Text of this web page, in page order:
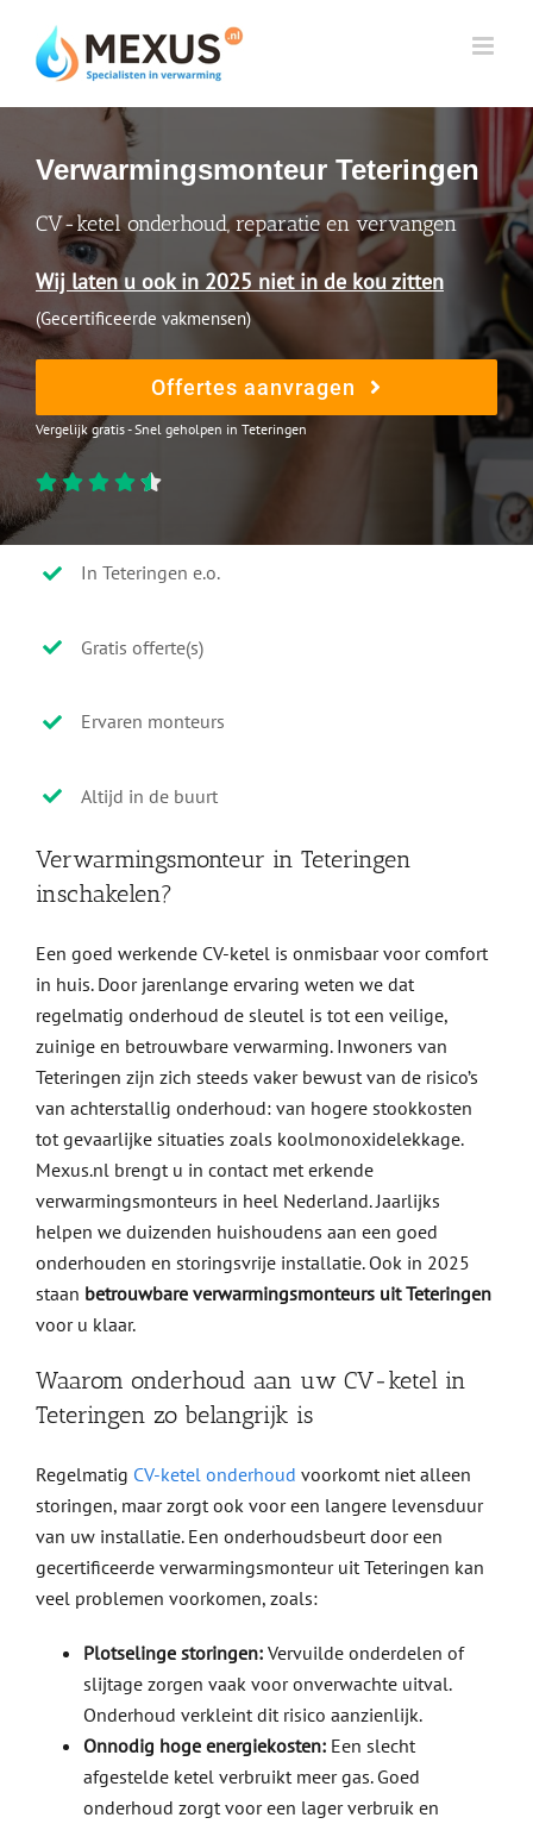
content
Verwarmingsmonteur Teteringen
CV-ketel onderhoud, reparatie en vervangen
Wij laten u ook in 2025 niet in de kou zitten
(Gecertificeerde vakmensen)
Offertes aanvragen
Vergelijk gratis - Snel geholpen in Teteringen
In Teteringen e.o.
Gratis offerte(s)
Ervaren monteurs
Altijd in de buurt
Verwarmingsmonteur in Teteringen
inschakelen?
Een goed werkende CV-ketel is onmisbaar voor comfort
in huis. Door jarenlange ervaring weten we dat
regelmatig onderhoud de sleutel is tot een veilige,
zuinige en betrouwbare verwarming. Inwoners van
Teteringen zijn zich steeds vaker bewust van de risico’s
van achterstallig onderhoud: van hogere stookkosten
tot gevaarlijke situaties zoals koolmonoxidelekkage.
Mexus.nl brengt u in contact met erkende
verwarmingsmonteurs in heel Nederland. Jaarlijks
helpen we duizenden huishoudens aan een goed
onderhouden en storingsvrije installatie. Ook in 2025
staan betrouwbare verwarmingsmonteurs uit Teteringen
voor u klaar.
Waarom onderhoud aan uw CV-ketel in
Teteringen zo belangrijk is
Regelmatig CV-ketel onderhoud voorkomt niet alleen
storingen, maar zorgt ook voor een langere levensduur
van uw installatie. Een onderhoudsbeurt door een
gecertificeerde verwarmingsmonteur uit Teteringen kan
veel problemen voorkomen, zoals:
Plotselinge storingen:Vervuilde onderdelen of
slijtage zorgen vaak voor onverwachte uitval.
Onderhoud verkleint dit risico aanzienlijk.
Onnodig hoge energiekosten:Een slecht
afgestelde ketel verbruikt meer gas. Goed
onderhoud zorgt voor een lager verbruik en